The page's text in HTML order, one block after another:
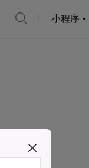
小程序